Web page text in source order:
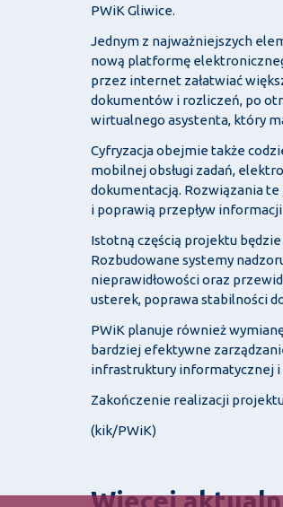
PWiK Gliwice.
Jednym z najważniejszych
nową platformę
przez internet załatwiać
dokumentów i rozliczeń, po
wirtualnego asystenta, który
Cyfryzacja obejmie także
mobilnej obsługi zadań,
dokumentacją. Rozwiązania te
i poprawią przepływ informacji
Istotną częścią projektu
Rozbudowane systemy
nieprawidłowości oraz
usterek, poprawa stabilności
PWiK planuje również
bardziej efektywne
infrastruktury informatycznej
Zakończenie realizacji
(kik/PWiK)
Więcej